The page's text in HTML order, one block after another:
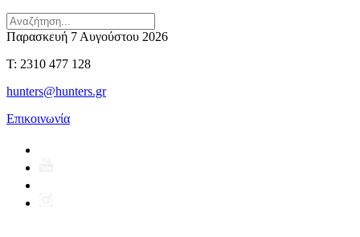
Παρασκευή 7 Αυγούστου 2026
T: 2310 477 128
hunters@hunters.gr
Επικοινωνία